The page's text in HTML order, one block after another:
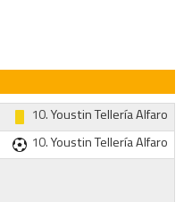
10.Youstin Tellería Alfaro
10.Youstin Tellería Alfaro